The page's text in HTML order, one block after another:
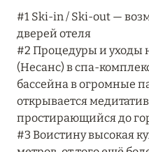
13 мая 2025
ЗАБРОНИРУЙТЕ FOUR
DUBAI AT
ЦЕНАМ
Подробнее
#1 Ski-in / Ski-out —
дверей отеля
#2 Процедуры и уходы
(Несанс) в спа-
бассейна в огромные
открывается
простирающийся до
#3 Воистину высокая